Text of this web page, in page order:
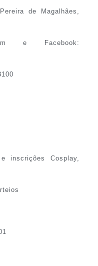
de Magalhães,
e Facebook:
inscrições Cosplay,